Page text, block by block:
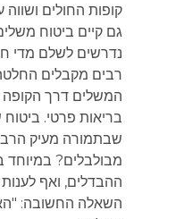
קופות החולים ושווה
גם קיים ביטוח משלים.
נדרשים לשלם מדי
רבים מקבלים החלטה
המשלים דרך הקופה ובו
בריאות פרטי. ביטוח
שבתמורה מעיק הרבה
מבולבלים? במיוחד
ההבדלים, ואף לענות
השאלה החשובה: "האם